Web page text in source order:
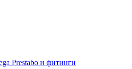
Prestabo и фитинги